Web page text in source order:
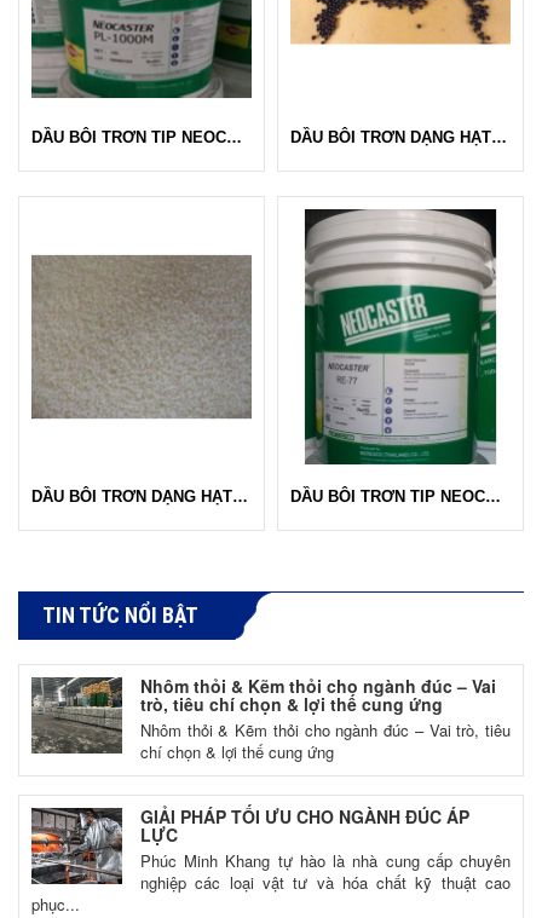
DẦU BÔI TRƠN TIP NEOCASTER PL 1000M - MORESCO DẦU BÔI TRƠN DẠNG HẠT MÀU ĐEN
DẦU BÔI TRƠN DẠNG HẠT MÀU TRẮNG DẦU BÔI TRƠN TIP NEOCASTER RE 77 - MORESCO
TIN TỨC NỔI BẬT
Nhôm thỏi & Kẽm thỏi cho ngành đúc – Vai
trò, tiêu chí chọn & lợi thế cung ứng
Nhôm thỏi & Kẽm thỏi cho ngành đúc – Vai trò, tiêu
chí chọn & lợi thế cung ứng
GIẢI PHÁP TỐI ƯU CHO NGÀNH ĐÚC ÁP
LỰC
Phúc Minh Khang tự hào là nhà cung cấp chuyên
nghiệp các loại vật tư và hóa chất kỹ thuật cao
phục...